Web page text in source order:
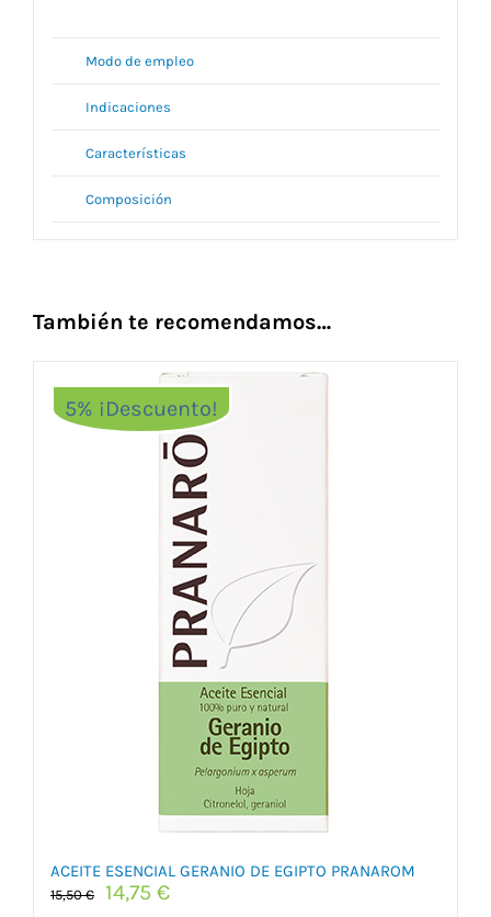
Modo de empleo
Indicaciones
Características
Composición
También te recomendamos…
5% ¡Descuento!
ACEITE ESENCIAL GERANIO DE EGIPTO PRANAROM
15,50€
El
14,75 €El